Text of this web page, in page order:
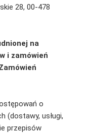
28, 00-478
na
i zamówień
o
(dostawy, usługi,
przepisów